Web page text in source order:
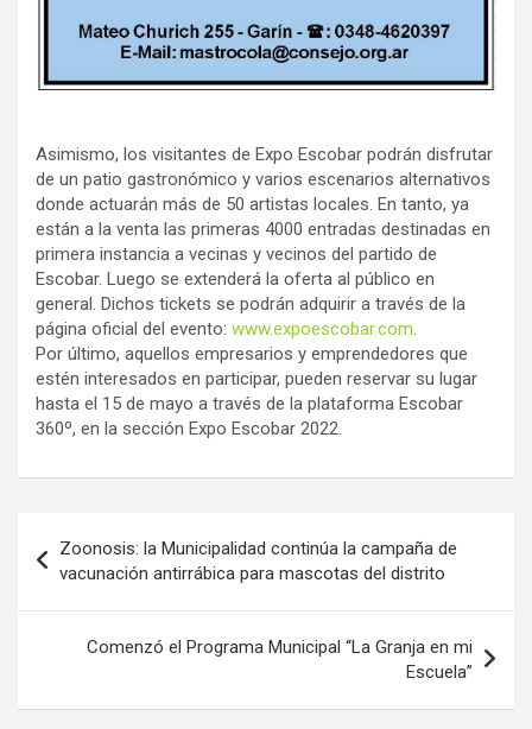
Asimismo, los visitantes de Expo Escobar podrán disfrutar
de un patio gastronómico y varios escenarios alternativos
donde actuarán más de 50 artistas locales. En tanto, ya
están a la venta las primeras 4000 entradas destinadas en
primera instancia a vecinas y vecinos del partido de
Escobar. Luego se extenderá la oferta al público en
general. Dichos tickets se podrán adquirir a través de la
página oficial del evento: www.expoescobar.com.
Por último, aquellos empresarios y emprendedores que
estén interesados en participar, pueden reservar su lugar
hasta el 15 de mayo a través de la plataforma Escobar
360º, en la sección Expo Escobar 2022.
de
entradas
Zoonosis: la Municipalidad continúa la campaña de
vacunación antirrábica para mascotas del distrito
Comenzó el Programa Municipal “La Granja en mi
Escuela”